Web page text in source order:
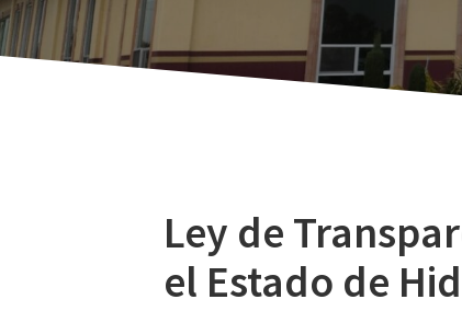
Ley de
el Estado de